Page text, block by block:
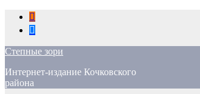
Перейти
содержимому
Степные зори
Интернет-издание Кочковского
района